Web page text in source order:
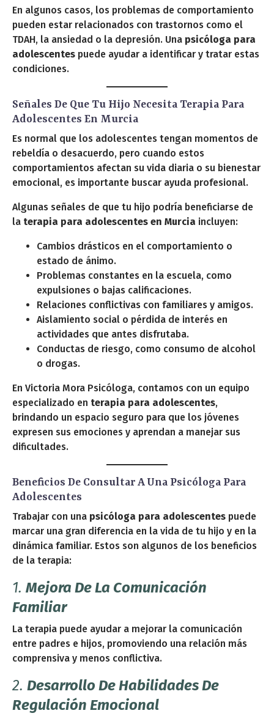
En algunos casos, los problemas de comportamiento
pueden estar relacionados con trastornos como el
TDAH, la ansiedad o la depresión. Una psicóloga para
adolescentes puede ayudar a identificar y tratar estas
condiciones.
Señales De Que Tu Hijo Necesita Terapia Para
Adolescentes En Murcia
Es normal que los adolescentes tengan momentos de
rebeldía o desacuerdo, pero cuando estos
comportamientos afectan su vida diaria o su bienestar
emocional, es importante buscar ayuda profesional.
Algunas señales de que tu hijo podría beneficiarse de
la terapia para adolescentes en Murcia incluyen:
Cambios drásticos en el comportamiento o
estado de ánimo.
Problemas constantes en la escuela, como
expulsiones o bajas calificaciones.
Relaciones conflictivas con familiares y amigos.
Aislamiento social o pérdida de interés en
actividades que antes disfrutaba.
Conductas de riesgo, como consumo de alcohol
o drogas.
En Victoria Mora Psicóloga, contamos con un equipo
especializado en terapia para adolescentes,
brindando un espacio seguro para que los jóvenes
expresen sus emociones y aprendan a manejar sus
dificultades.
Beneficios De Consultar A Una Psicóloga Para
Adolescentes
Trabajar con una psicóloga para adolescentes puede
marcar una gran diferencia en la vida de tu hijo y en la
dinámica familiar. Estos son algunos de los beneficios
de la terapia:
1. Mejora De La Comunicación
Familiar
La terapia puede ayudar a mejorar la comunicación
entre padres e hijos, promoviendo una relación más
comprensiva y menos conflictiva.
2. Desarrollo De Habilidades De
Regulación Emocional